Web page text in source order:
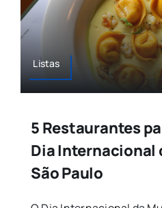
Listas
5 Restaurantes
Dia Internacional
São Paulo